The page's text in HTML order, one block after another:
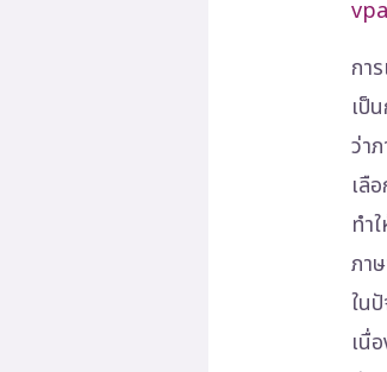
กา
เป็
ว่า
เลื
ทำ
ภา
ใน
เนื่